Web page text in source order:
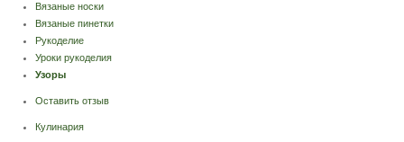
Вязаные носки
Вязаные пинетки
Рукоделие
Уроки рукоделия
Узоры
Оставить отзыв
Кулинария